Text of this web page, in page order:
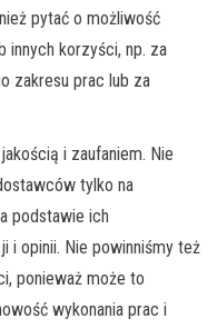
pytać o możliwość
innych korzyści, np. za
zakresu prac lub za
i zaufaniem. Nie
tylko na
podstawie ich
i opinii. Nie powinniśmy też
ponieważ może to
wykonania prac i